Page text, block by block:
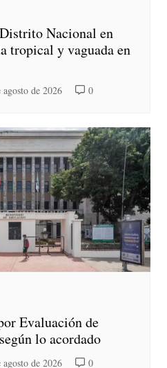
Nacional en
tropical y vaguada en
agosto de 2026 0
Evaluación de
lo acordado
agosto de 2026 0